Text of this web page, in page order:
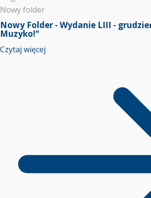
Nowy folder
Nowy Folder - Wydanie LIII -
Muzyko!"
Czytaj więcej